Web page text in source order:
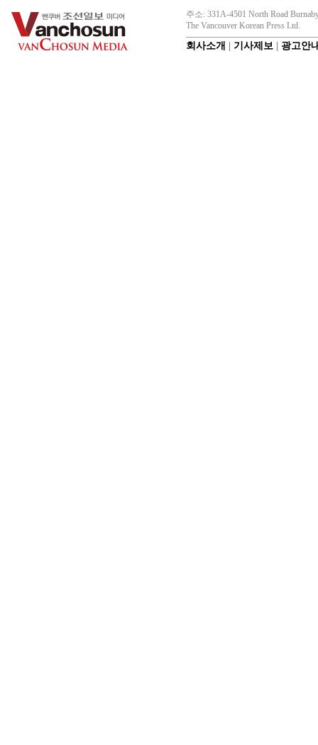
주소: 331A-4501 North Road
The Vancouver Korean Press Ltd.
회사소개 기사제보 광고안